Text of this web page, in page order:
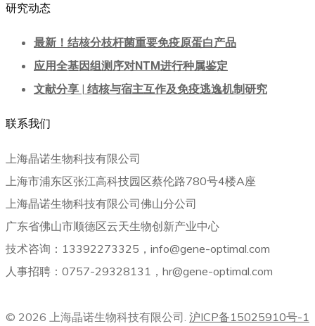
研究动态
最新！结核分枝杆菌重要免疫原蛋白产品
应用全基因组测序对NTM进行种属鉴定
文献分享 | 结核与宿主互作及免疫逃逸机制研究
联系我们
上海晶诺生物科技有限公司
上海市浦东区张江高科技园区蔡伦路780号4楼A座
上海晶诺生物科技有限公司佛山分公司
广东省佛山市顺德区云天生物创新产业中心
技术咨询：13392273325，info@gene-optimal.com
人事招聘：0757-29328131，hr@gene-optimal.com
© 2026 上海晶诺生物科技有限公司. 沪ICP备15025910号-1